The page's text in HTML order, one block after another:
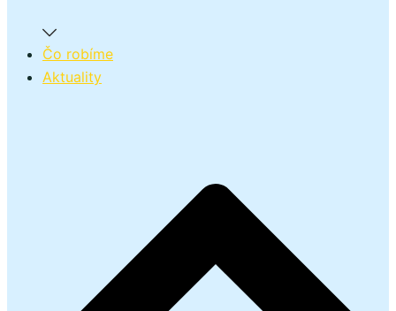
Čo robíme
Aktuality